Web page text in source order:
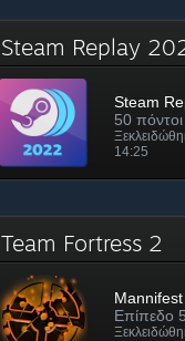
Steam Replay
Steam
50 πόντοι
14:25
Team Fortress 2
Επίπεδο